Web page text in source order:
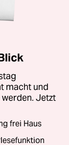
macht und
Jetzt
frei Haus